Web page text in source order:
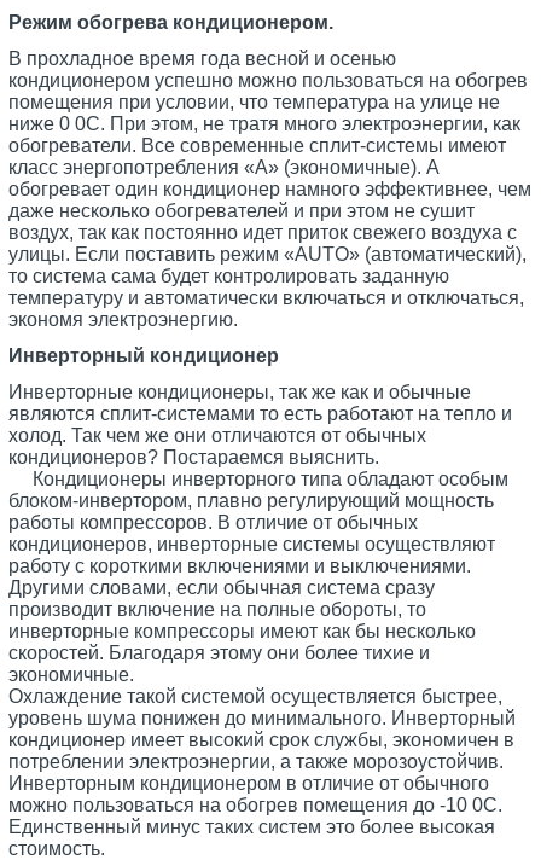
Режим обогрева кондиционером.
В прохладное время года весной и осенью
кондиционером успешно можно пользоваться на обогрев
помещения при условии, что температура на улице не
ниже 0 0С. При этом, не тратя много электроэнергии, как
обогреватели. Все современные сплит-системы имеют
класс энергопотребления «А» (экономичные). А
обогревает один кондиционер намного эффективнее, чем
даже несколько обогревателей и при этом не сушит
воздух, так как постоянно идет приток свежего воздуха с
улицы. Если поставить режим «AUTO» (автоматический),
то система сама будет контролировать заданную
температуру и автоматически включаться и отключаться,
экономя электроэнергию.
Инверторный кондиционер
Инверторные кондиционеры, так же как и обычные
являются сплит-системами то есть работают на тепло и
холод. Так чем же они отличаются от обычных
кондиционеров? Постараемся выяснить.
Кондиционеры инверторного типа обладают особым
блоком-инвертором, плавно регулирующий мощность
работы компрессоров. В отличие от обычных
кондиционеров, инверторные системы осуществляют
работу с короткими включениями и выключениями.
Другими словами, если обычная система сразу
производит включение на полные обороты, то
инверторные компрессоры имеют как бы несколько
скоростей. Благодаря этому они более тихие и
экономичные.
Охлаждение такой системой осуществляется быстрее,
уровень шума понижен до минимального. Инверторный
кондиционер имеет высокий срок службы, экономичен в
потреблении электроэнергии, а также морозоустойчив.
Инверторным кондиционером в отличие от обычного
можно пользоваться на обогрев помещения до -10 0С.
Единственный минус таких систем это более высокая
стоимость.